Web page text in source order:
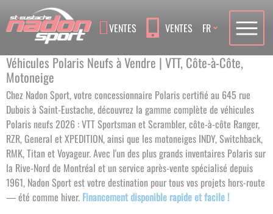
VENTES VENTES Language
FR
Véhicules Polaris Neufs à Vendre | VTT, Côte-à-Côte,
Motoneige
Chez Nadon Sport, votre concessionnaire Polaris certifié au 645 rue
Dubois à Saint-Eustache, découvrez la gamme complète de véhicules
Polaris neufs 2026 : VTT Sportsman et Scrambler, côte-à-côte Ranger,
RZR, General et XPEDITION, ainsi que les motoneiges INDY, Switchback,
RMK, Titan et Voyageur. Avec l'un des plus grands inventaires Polaris sur
la Rive-Nord de Montréal et un service après-vente spécialisé depuis
1961, Nadon Sport est votre destination pour tous vos projets hors-route
— été comme hiver. Financement disponible rapide et facile !